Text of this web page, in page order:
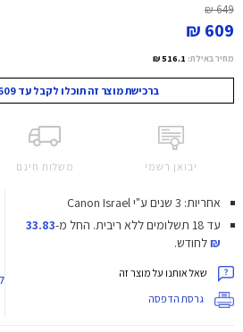
649 ₪
609 ₪
מחיר באילת: 516.1 ₪
ברכישת מוצר זה תוכלו לקבל עד 609 נקודות מועדון!
יבואן רשמי משלוח חינם
אחריות: 3 שנים ע"י Canon Israel
עד 18 תשלומים ללא ריבית.
החל מ-33.83
₪לחודש.
שאל אותנו על מוצר זה
גרסת הדפסה